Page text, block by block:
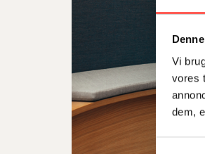
Vi
vores
dem,